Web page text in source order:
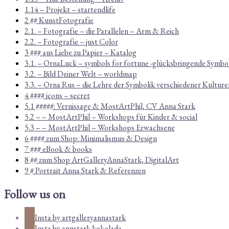
1.14 – Projekt – startendlife
2 ## KunstFotografie
2.1. – Fotografie – die Parallelen – Arm & Reich
2.2. – Fotografie – just Color
3 ### aus Liebe zu Papier – Katalog
3.1. – OrnaLuck – symbols for fortune -glücksbringende
3.2. – Bild Deiner Welt – worldmap
3.3. – Orna Rus – die Lehre der Symbolik verschiedener
4 #### icons – secret
5.1 #####: Vernissage & MostArtPhil, CV Anna Stark
5.2 – – MostArtPhil – Workshops für Kinder & social
5.3 – – MostArtPhil – Workshops Erwachsene
6 #### zum Shop: Minimalismus & Design
7 ### eBook & books
8 ## zum Shop ArtGalleryAnnaStark, DigitalArt
9 # Portrait Anna Stark & Referenzen
Follow us on
Insta by artgalleryannastark